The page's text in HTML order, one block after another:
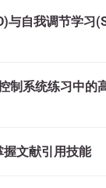
与自我调节学习
制系统练习中的
文献引用技能